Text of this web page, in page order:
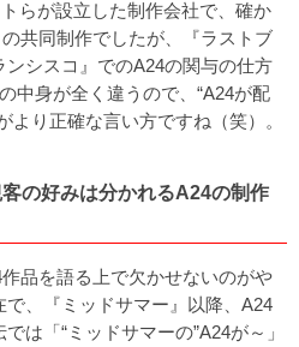
らが設立した制作会社で、確か
共同制作でしたが、『ラストブ
シスコ』でのA24の関与の仕方
中身が全く違うので、“A24が配
より正確な言い方ですね（笑）。
の好みは分かれるA24の制作
作品を語る上で欠かせないのがや
、『ミッドサマー』以降、A24
は「“ミッドサマーの”A24が～」